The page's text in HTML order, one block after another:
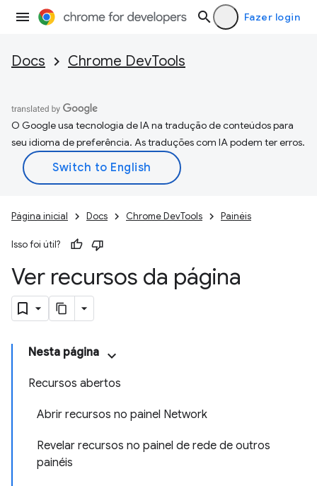
Fazer login
Docs Chrome DevTools
O Google usa tecnologia de IA na tradução de conteúdos para
seu idioma de preferência. As traduções com IA podem ter erros.
Página inicial Docs Chrome DevTools Painéis
Isso foi útil?
Ver recursos da página
Nesta página
Recursos abertos
Abrir recursos no painel Network
Revelar recursos no painel de rede de outros
painéis